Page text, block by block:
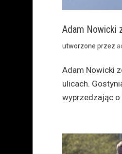
Adam Nowicki
utworzone przez
Adam Nowicki
ulicach.
wyprzedzając o